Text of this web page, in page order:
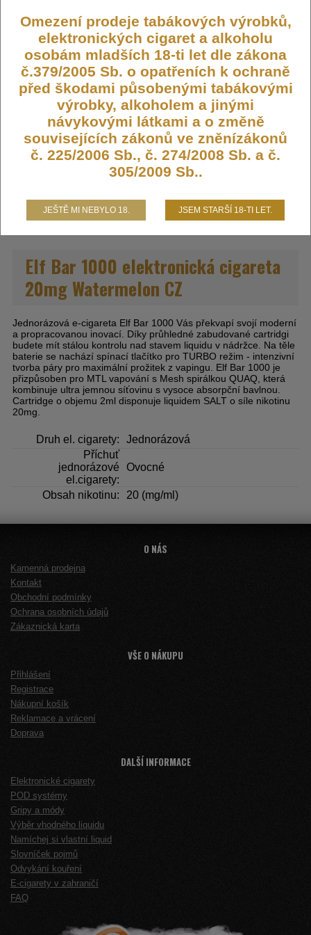
Výrobce:
Elfbar
Kód:
JEC-EB-1000-20-WATERM
Dostupnost: Skladem
1851 ks
199,- KČ
Elf Bar 1000 elektronická cigareta
20mg Watermelon CZ
Jednorázová e-cigareta Elf Bar 1000 Vás překvapí svojí moderní
a propracovanou inovací. Díky průhledné zabudované cartridgi
budete mít stálou kontrolu nad stavem liquidu v nádržce. Na těle
baterie se nachází spínací tlačítko pro TURBO režim - intenzivní
tvorba páry pro maximální prožitek z vapingu. Elf Bar 1000 je
přizpůsoben pro MTL vapování s Mesh spirálkou QUAQ, která
kombinuje ultra jemnou síťovinu s vysoce absorpční bavlnou.
Cartridge o objemu 2ml disponuje liquidem SALT o síle nikotinu
20mg.
Druh el. cigarety:
Jednorázová
Příchuť
jednorázové
el.cigarety:
Ovocné
Obsah nikotinu: 20 (mg/ml)
O NÁS
Kamenná prodejna
Kontakt
Obchodní podmínky
Ochrana osobních údajů
Zákaznická karta
VŠE O NÁKUPU
Přihlášení
Registrace
Nákupní košík
Reklamace a vrácení
Doprava
DALŠÍ INFORMACE
Elektronické cigarety
POD systémy
Gripy a módy
Výběr vhodného liquidu
Namíchej si vlastní liquid
Slovníček pojmů
Odvykání kouření
E-cigarety v zahraničí
FAQ
Omezení prodeje tabákových výrobků,
elektronických cigaret a alkoholu
osobám mladších 18-ti let dle zákona
č.379/2005 Sb. o opatřeních k ochraně
před škodami působenými tabákovými
výrobky, alkoholem a jinými
návykovými látkami a o změně
souvisejících zákonů ve zněnízákonů
č. 225/2006 Sb., č. 274/2008 Sb. a č.
305/2009 Sb..
JEŠTĚ MI NEBYLO 18. JSEM STARŠÍ 18-TI LET.